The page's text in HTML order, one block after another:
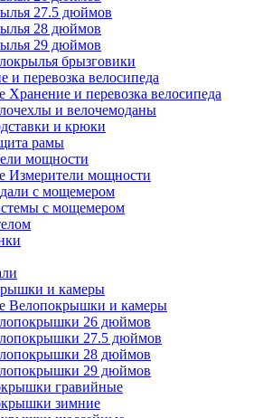
27.5 дюймов
28 дюймов
29 дюймов
брызговики
и перевозка велосипеда
Хранение и перевозка велосипеда
и велочемоданы
и крюки
рамы
мощности
Измерители мощности
с мощемером
с мощемером
и камеры
Велопокрышки и камеры
26 дюймов
27.5 дюймов
28 дюймов
29 дюймов
гравийные
зимние